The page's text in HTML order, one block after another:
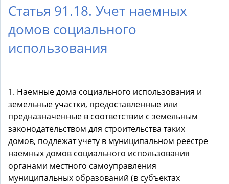
Статья 91.18. Учет наемных
домов социального
использования
1. Наемные дома социального использования и
земельные участки, предоставленные или
предназначенные в соответствии с земельным
законодательством для строительства таких
домов, подлежат учету в муниципальном реестре
наемных домов социального использования
органами местного самоуправления
муниципальных образований (в субъектах